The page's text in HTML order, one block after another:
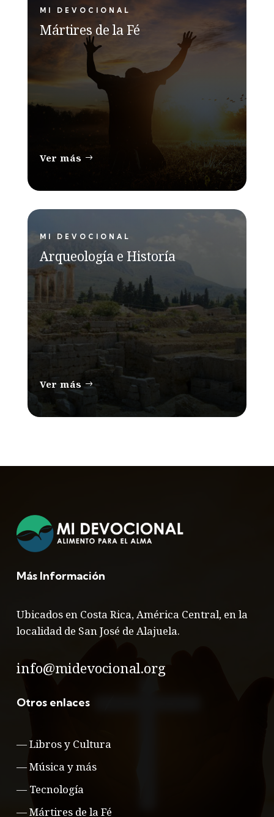
MI DEVOCIONAL
Mártires de la Fé
Ver más
MI DEVOCIONAL
Arqueología e Historía
Ver más
Más Información
Ubicados en Costa Rica, América Central, en la
localidad de San José de Alajuela.
info@midevocional.org
Otros enlaces
—Libros y Cultura
—Música y más
— Tecnología
—Mártires de la Fé